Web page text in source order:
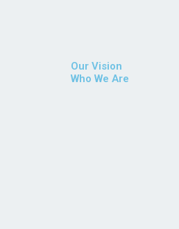
Our Vision
Who We Are